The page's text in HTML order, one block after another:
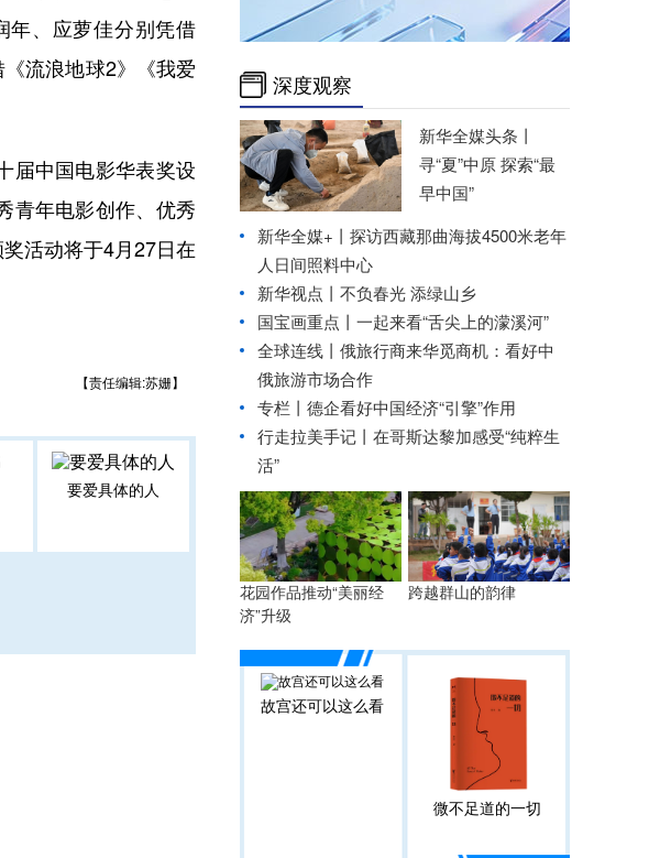
年、应萝佳分别凭借
流浪地球2》《我爱
届中国电影华表奖设
青年电影创作、优秀
活动将于4月27日在
【责任编辑:苏姗】
要爱具体的人
深度观察
新华全媒头条丨
寻“夏”中原 探索“最
早中国”
新华全媒+丨 探访西藏那曲海拔4500米老年
人日间照料中心
新华视点丨 不负春光 添绿山乡
国宝画重点丨一起来看“舌尖上的濛溪河”
全球连线丨 俄旅行商来华觅商机：看好中
俄旅游市场合作
专栏丨德企看好中国经济“引擎”作用
行走拉美手记丨在哥斯达黎加感受“纯粹生
活”
花园作品推动“美丽经
济”升级
跨越群山的韵律
故宫还可以这么看
微不足道的一切